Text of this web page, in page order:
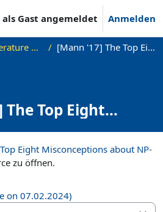
Gast angemeldet Anmelden
Literature and Additional Materials [Mann '17] The Top Eight Misconceptions about NP-Hardness
Top Eight
about NP-
Eight Misconceptions about NP-
zu öffnen.
on 07.02.2024)